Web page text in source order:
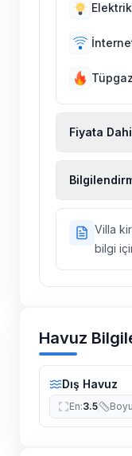
Tüpgaz
Fiyata
vs.
Villa
bilgi
Havuz
Dış Havuz
En:3.5